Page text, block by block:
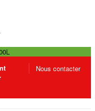
Nous contacter